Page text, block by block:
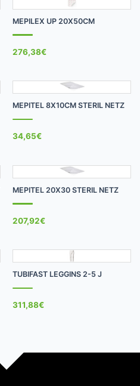
MEPILEX UP 20X50CM
276,38€
MEPITEL 8X10CM STERIL NETZ
34,65€
MEPITEL 20X30 STERIL NETZ
207,92€
TUBIFAST LEGGINS 2-5 J
311,88€